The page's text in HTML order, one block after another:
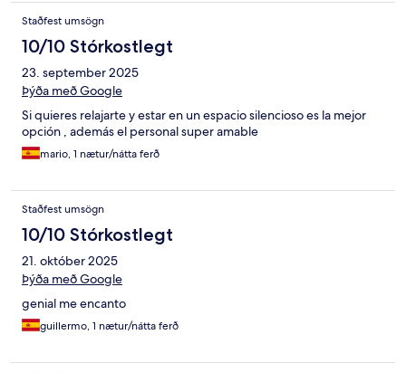
Staðfest umsögn
10/10 Stórkostlegt
23. september 2025
Þýða með Google
Si quieres relajarte y estar en un espacio silencioso es la mejor
opción , además el personal super amable
mario, 1 nætur/nátta ferð
Staðfest umsögn
10/10 Stórkostlegt
21. október 2025
Þýða með Google
genial me encanto
guillermo, 1 nætur/nátta ferð